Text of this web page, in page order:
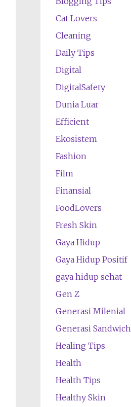
Cat Lovers
Cleaning
Daily Tips
Digital
DigitalSafety
Dunia Luar
Efficient
Ekosistem
Fashion
Film
Finansial
FoodLovers
Fresh Skin
Gaya Hidup
Gaya Hidup Positif
gaya hidup sehat
Gen Z
Generasi Milenial
Generasi Sandwich
Healing Tips
Health
Health Tips
Healthy Skin